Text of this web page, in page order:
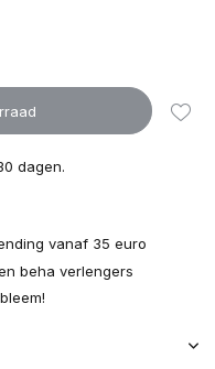
dagen.
vanaf 35 euro
beha verlengers